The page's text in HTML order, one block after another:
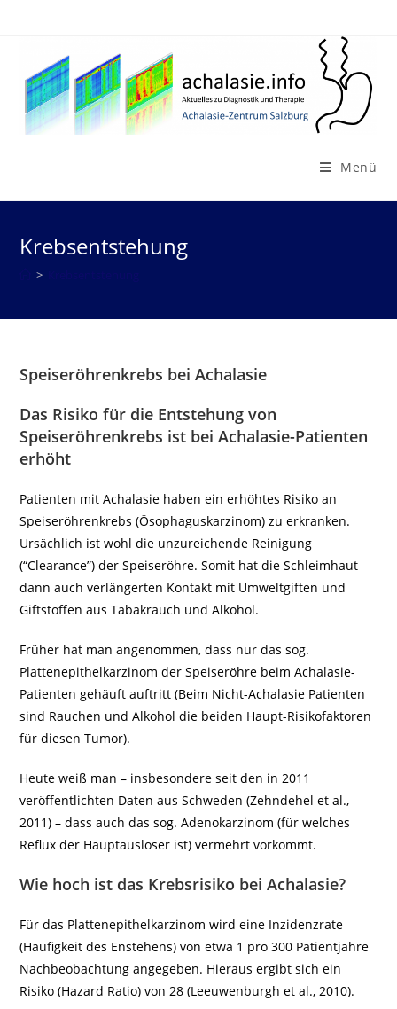
Menü
Krebsentstehung
>
Speiseröhrenkrebs bei Achalasie
Das Risiko für die Entstehung von
Speiseröhrenkrebs ist bei Achalasie-Patienten
erhöht
Patienten mit Achalasie haben ein erhöhtes Risiko an
Speiseröhrenkrebs (Ösophaguskarzinom) zu erkranken.
Ursächlich ist wohl die unzureichende Reinigung
(“Clearance”) der Speiseröhre. Somit hat die Schleimhaut
dann auch verlängerten Kontakt mit Umweltgiften und
Giftstoffen aus Tabakrauch und Alkohol.
Früher hat man angenommen, dass nur das sog.
Plattenepithelkarzinom der Speiseröhre beim Achalasie-
Patienten gehäuft auftritt (Beim Nicht-Achalasie Patienten
sind Rauchen und Alkohol die beiden Haupt-Risikofaktoren
für diesen Tumor).
Heute weiß man – insbesondere seit den in 2011
veröffentlichten Daten aus Schweden (Zehndehel et al.,
2011) – dass auch das sog. Adenokarzinom (für welches
Reflux der Hauptauslöser ist) vermehrt vorkommt.
Wie hoch ist das Krebsrisiko bei Achalasie?
Für das Plattenepithelkarzinom wird eine Inzidenzrate
(Häufigkeit des Enstehens) von etwa 1 pro 300 Patientjahre
Nachbeobachtung angegeben. Hieraus ergibt sich ein
Risiko (Hazard Ratio) von 28 (Leeuwenburgh et al., 2010).